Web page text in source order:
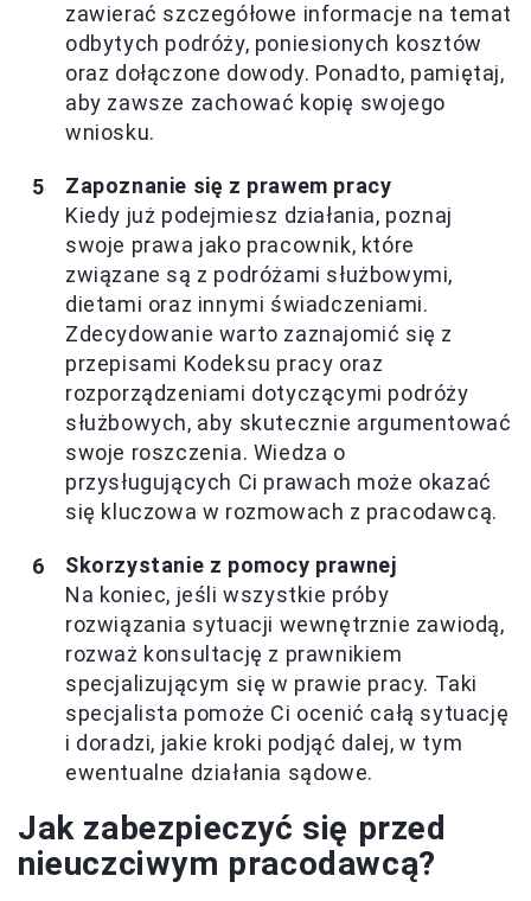
zawierać szczegółowe informacje na temat
odbytych podróży, poniesionych kosztów
oraz dołączone dowody. Ponadto, pamiętaj,
aby zawsze zachować kopię swojego
wniosku.
Zapoznanie się z prawem pracy
Kiedy już podejmiesz działania, poznaj
swoje prawa jako pracownik, które
związane są z podróżami służbowymi,
dietami oraz innymi świadczeniami.
Zdecydowanie warto zaznajomić się z
przepisami Kodeksu pracy oraz
rozporządzeniami dotyczącymi podróży
służbowych, aby skutecznie argumentować
swoje roszczenia. Wiedza o
przysługujących Ci prawach może okazać
się kluczowa w rozmowach z pracodawcą.
Skorzystanie z pomocy prawnej
Na koniec, jeśli wszystkie próby
rozwiązania sytuacji wewnętrznie zawiodą,
rozważ konsultację z prawnikiem
specjalizującym się w prawie pracy. Taki
specjalista pomoże Ci ocenić całą sytuację
i doradzi, jakie kroki podjąć dalej, w tym
ewentualne działania sądowe.
Jak zabezpieczyć się przed
nieuczciwym pracodawcą?